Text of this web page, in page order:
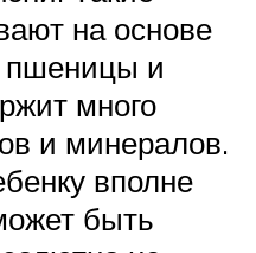
на основе
пшеницы и
много
и минералов.
вполне
быть